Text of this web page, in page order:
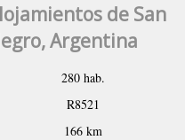
de San
Argentina
280 hab.
R8521
166 km